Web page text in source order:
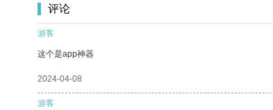
评论
游客
这个是app神器
2024-04-08
游客